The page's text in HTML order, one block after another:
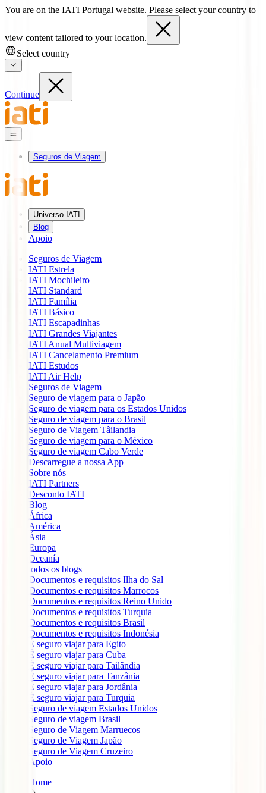
You are on the IATI Portugal website. Please select your country to
view content tailored to your location.
Select country
Continue
Seguros de Viagem
Universo IATI
Blog
Apoio
Seguros de Viagem
IATI Estrela
IATI Mochileiro
IATI Standard
IATI Família
IATI Básico
IATI Escapadinhas
IATI Grandes Viajantes
IATI Anual Multiviagem
IATI Cancelamento Premium
IATI Estudos
IATI Air Help
Seguros de Viagem
Seguro de viagem para o Japão
Seguro de viagem para os Estados Unidos
Seguro de viagem para o Brasil
Seguro de Viagem Tâilandia
Seguro de viagem para o México
Seguro de viagem Cabo Verde
Descarregue a nossa App
Sobre nós
IATI Partners
Desconto IATI
Blog
África
América
Ásia
Europa
Oceanía
todos os blogs
Documentos e requisitos Ilha do Sal
Documentos e requisitos Marrocos
Documentos e requisitos Reino Unido
Documentos e requisitos Turquia
Documentos e requisitos Brasil
Documentos e requisitos Indonésia
É seguro viajar para Egito
É seguro viajar para Cuba
É seguro viajar para Tailândia
É seguro viajar para Tanzânia
É seguro viajar para Jordânia
É seguro viajar para Turquia
Seguro de viagem Estados Unidos
Seguro de viagem Brasil
Seguro de Viagem Marruecos
Seguro de Viagem Japão
Seguro de Viagem Cruzeiro
Apoio
Home